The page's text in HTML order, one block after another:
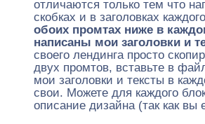
отличаются только тем что
скобках и в заголовках
обоих промтах ниже в
написаны мои заголовки и
своего лендинга просто
двух промтов, вставьте в
мои заголовки и тексты в
свои. Можете для каждого
описание дизайна (так как вы